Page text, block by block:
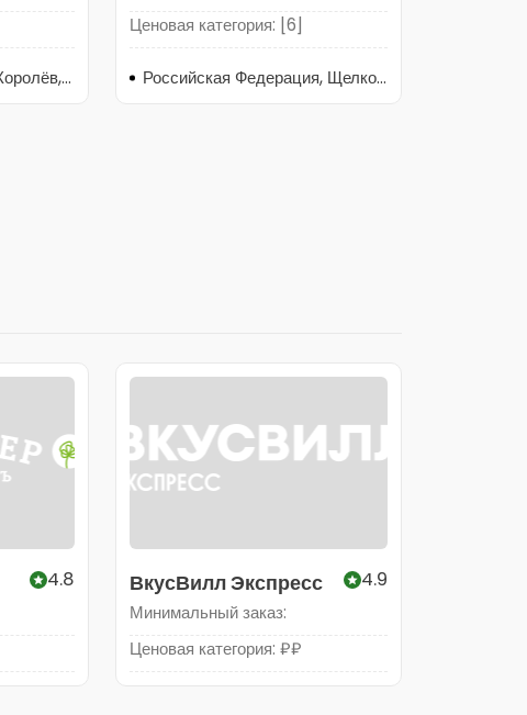
Московская область, Королёв, проспект Космонавтов, 4В
Ценовая категория: [6]
Российская Федерация, Щелково, Щёлково, Московская область, Щёлково, Талсинская улица, 24Б
4.8 ВкусВилл Экспресс 4.9
Минимальный заказ:
Ценовая категория: ₽₽